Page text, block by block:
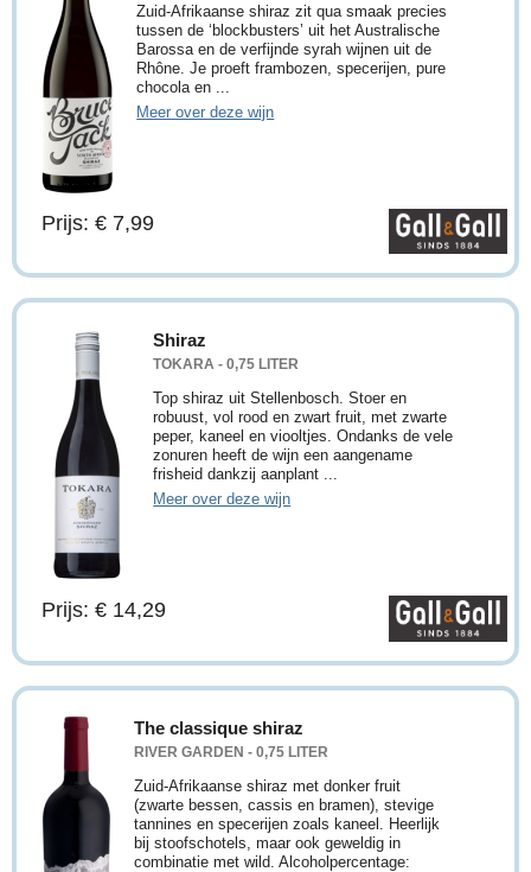
Zuid-Afrikaanse shiraz zit qua smaak precies
tussen de ‘blockbusters’ uit het Australische
Barossa en de verfijnde syrah wijnen uit de
Rhône. Je proeft frambozen, specerijen, pure
chocola en ...
Meer over deze wijn
Prijs: € 7,99
Shiraz
TOKARA - 0,75 LITER
Top shiraz uit Stellenbosch. Stoer en
robuust, vol rood en zwart fruit, met zwarte
peper, kaneel en viooltjes. Ondanks de vele
zonuren heeft de wijn een aangename
frisheid dankzij aanplant ...
Meer over deze wijn
Prijs: € 14,29
The classique shiraz
RIVER GARDEN - 0,75 LITER
Zuid-Afrikaanse shiraz met donker fruit
(zwarte bessen, cassis en bramen), stevige
tannines en specerijen zoals kaneel. Heerlijk
bij stoofschotels, maar ook geweldig in
combinatie met wild. Alcoholpercentage: